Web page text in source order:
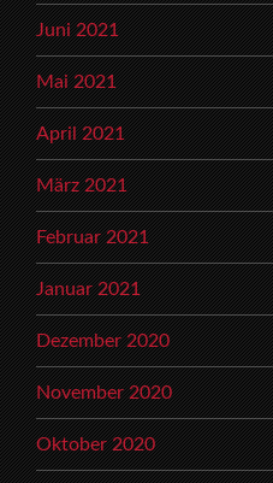
Juni 2021
Mai 2021
April 2021
März 2021
Februar 2021
Januar 2021
Dezember 2020
November 2020
Oktober 2020